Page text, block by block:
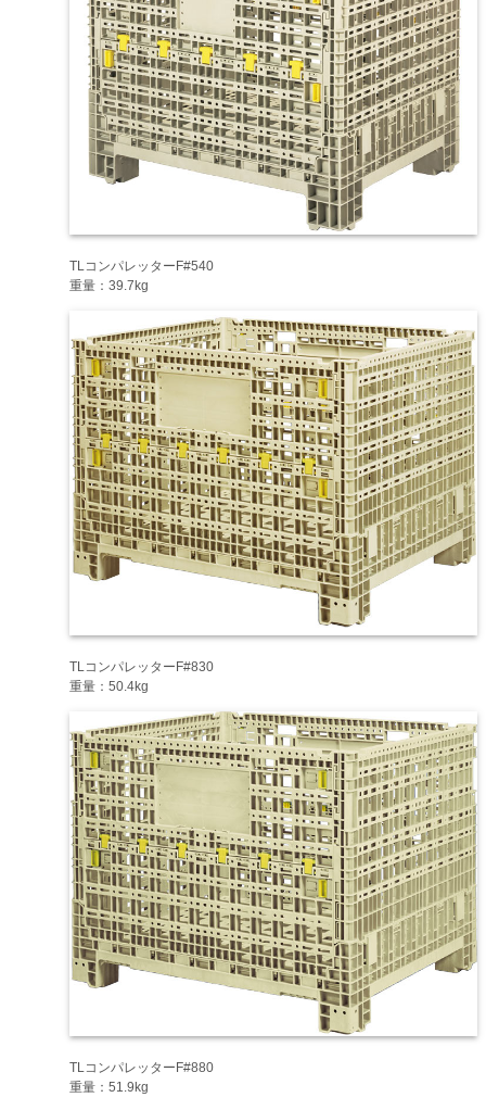
TLコンパレッターF#540
重量：39.7kg
TLコンパレッターF#830
重量：50.4kg
TLコンパレッターF#880
重量：51.9kg